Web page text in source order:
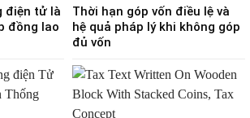
điện tử là
đồng lao
Thời hạn góp vốn điều lệ và
hệ quả pháp lý khi không góp
đủ vốn